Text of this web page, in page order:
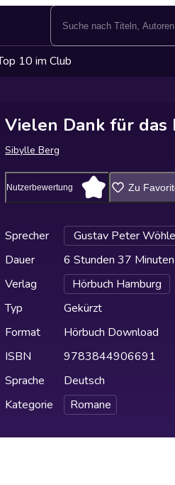
10 im Club
Vielen Dank für das
Sibylle Berg
Nutzerbewertung Zu
Sprecher
Gustav Peter
Dauer
6 Stunden 37 Minuten
Verlag
Hörbuch Hamburg
Typ
Gekürzt
Format
Hörbuch Download
ISBN
9783844906691
Sprache
Deutsch
Kategorie
Romane